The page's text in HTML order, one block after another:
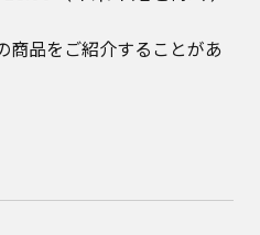
商品をご紹介することがあ